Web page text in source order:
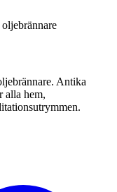
Antika
alla hem,